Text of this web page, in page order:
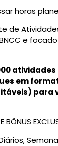
horas
de
e
em
para
BÔNUS